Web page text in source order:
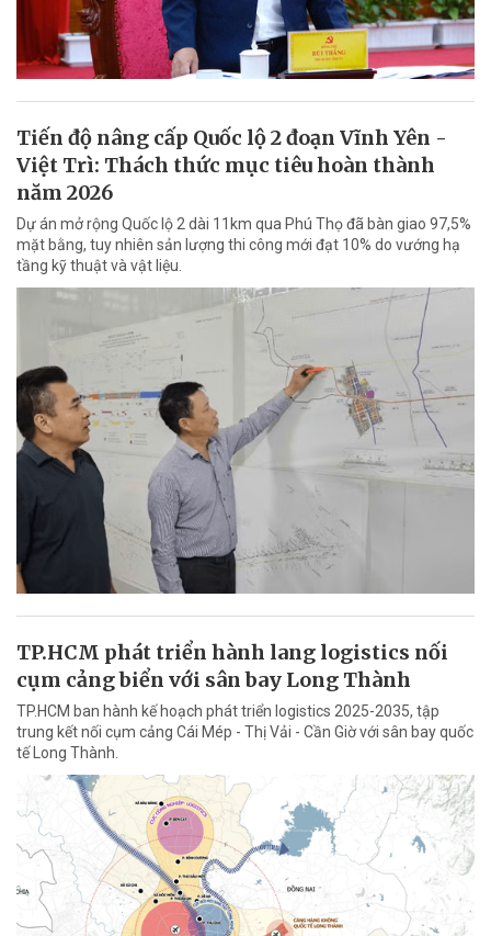
Tiến độ nâng cấp Quốc lộ 2 đoạn Vĩnh Yên -
Việt Trì: Thách thức mục tiêu hoàn thành
năm 2026
Dự án mở rộng Quốc lộ 2 dài 11km qua Phú Thọ đã bàn giao 97,5%
mặt bằng, tuy nhiên sản lượng thi công mới đạt 10% do vướng hạ
tầng kỹ thuật và vật liệu.
TP.HCM phát triển hành lang logistics nối
cụm cảng biển với sân bay Long Thành
TP.HCM ban hành kế hoạch phát triển logistics 2025-2035, tập
trung kết nối cụm cảng Cái Mép - Thị Vải - Cần Giờ với sân bay quốc
tế Long Thành.